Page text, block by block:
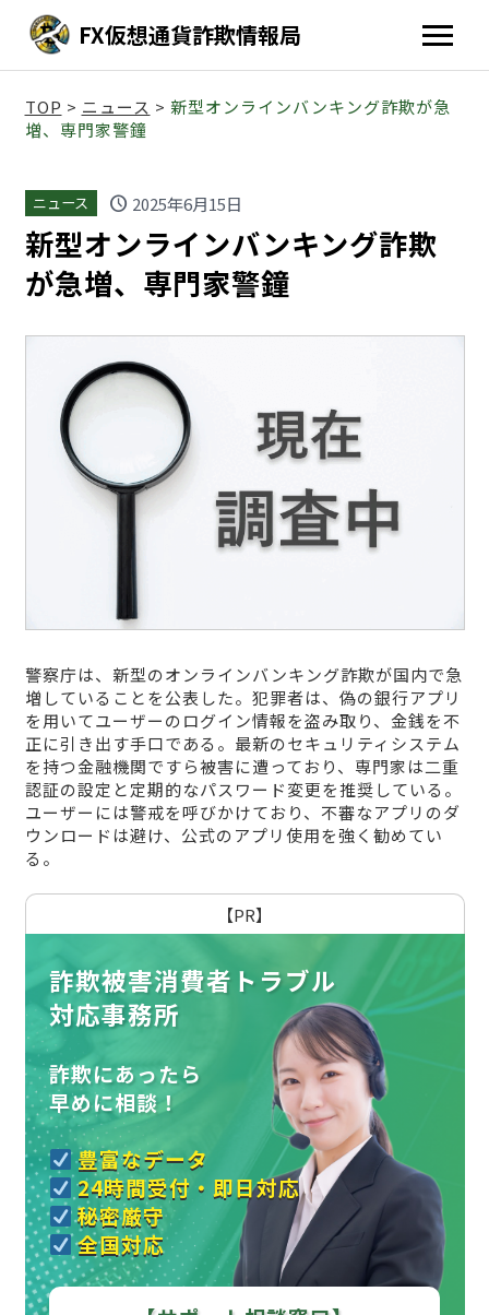
FX仮想通貨詐欺情報局
TOP > ニュース > 新型オンラインバンキング詐欺が急
増、専門家警鐘
ニュース schedule 2025年6月15日
新型オンラインバンキング詐欺
が急増、専門家警鐘
警察庁は、新型のオンラインバンキング詐欺が国内で急
増していることを公表した。犯罪者は、偽の銀行アプリ
を用いてユーザーのログイン情報を盗み取り、金銭を不
正に引き出す手口である。最新のセキュリティシステム
を持つ金融機関ですら被害に遭っており、専門家は二重
認証の設定と定期的なパスワード変更を推奨している。
ユーザーには警戒を呼びかけており、不審なアプリのダ
ウンロードは避け、公式のアプリ使用を強く勧めてい
る。
【PR】
詐欺被害消費者トラブル
対応事務所
詐欺にあったら
早めに相談！
豊富なデータ
24時間受付・即日対応
秘密厳守
全国対応